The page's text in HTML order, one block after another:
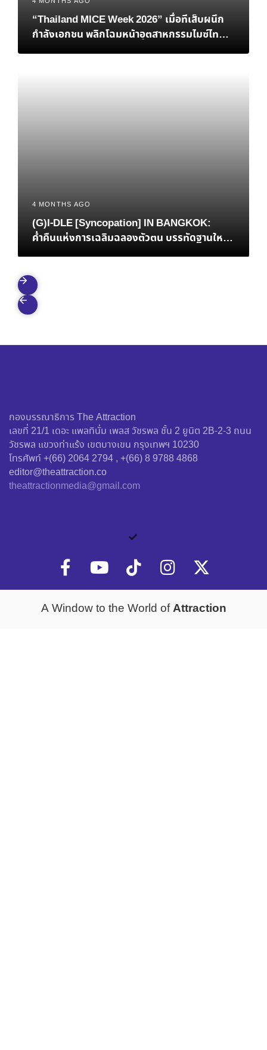
“Thailand MICE Week 2026” เมื่อทีเส็บผนึก
กำลังเอกชน พลิกโฉมหน้าอุตสาหกรรมไมซ์ไทยสู่
เวทีโลก
4 MONTHS AGO
(G)I-DLE [Syncopation] IN BANGKOK:
ค่ำคืนแห่งการเฉลิมฉลองตัวตน บรรทัดฐานใหม่
ของ K-Pop และการกลับบ้านที่แสนอบอุ่นของ ‘มิ
กองบรรณาธิการ The Attraction
เลขที่ 21/1 เดอะ แพลทินั่ม เพลส วัชรพล ชั้น 2 ยูนิต 2B-2-3 ถนน
วัชรพล แขวงท่าแร้ง เขตบางเขน กรุงเทพฯ 10230
โทรศัพท์ +(66) 2064 2794 , +(66) 8 9788 4868
editor@theattraction.co
theattractionmedia@gmail.com
A Window to the World ofAttraction